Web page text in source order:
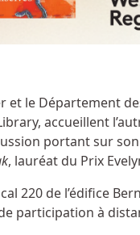
et le Département
accueillent
portant sur
, lauréat du Prix
220 de l’édifice
participation à